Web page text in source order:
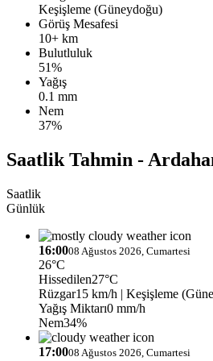
Keşişleme (Güneydoğu)
Görüş Mesafesi
10+ km
Bulutluluk
51%
Yağış
0.1 mm
Nem
37%
Saatlik Tahmin -
Saatlik
Günlük
16:0008 Ağustos 2026, Cumartesi
26°C
Hissedilen27°C
Rüzgar15 km/h | Keşişleme
Yağış Miktarı0 mm/h
Nem34%
17:0008 Ağustos 2026, Cumartesi